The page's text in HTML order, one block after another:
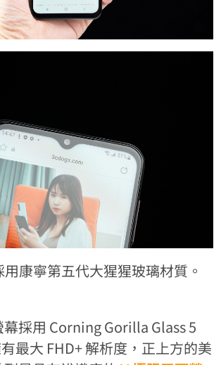
康寧第五代大猩猩玻璃材質。
幕採用 Corning Gorilla Glass 5
最大 FHD+ 解析度，正上方的美